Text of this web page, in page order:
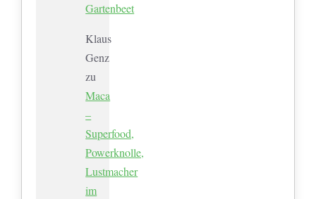
Gartenbeet
Klaus
Genz
zu
Maca
–
Superfood,
Powerknolle,
Lustmacher
im